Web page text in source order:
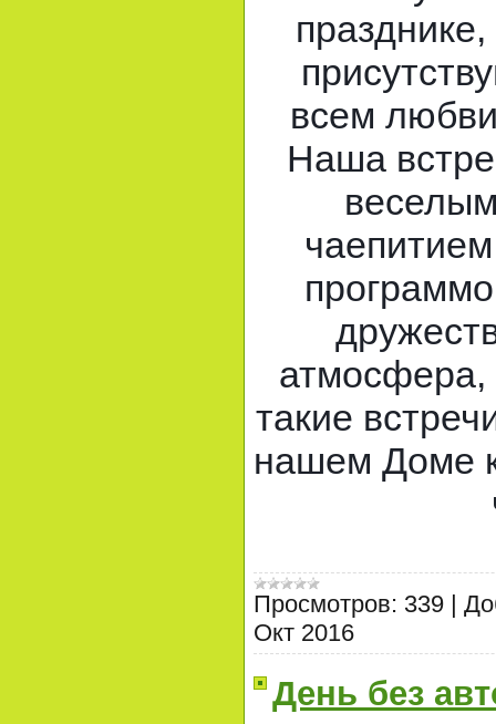
всем
Наша
такие
нашем Доме
Просмотров: 339
Окт 2016
День без